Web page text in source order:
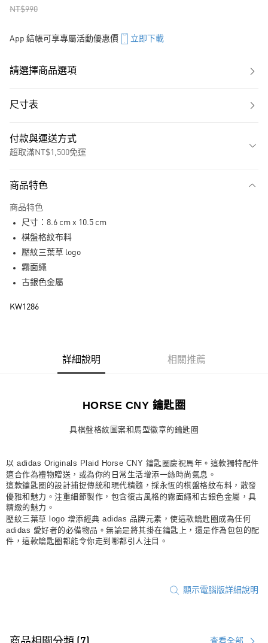
NT$990
App 結帳可享專屬活動優惠價 立即下載
請選擇商品選項
尺寸表
付款與運送方式
超取滿NT$1,500免運
LINE Pay
全家取貨付款
每筆NT$80，滿NT$1,500(含以上)免運費
每筆NT$80，滿NT$1,500(含以上)免運費
付款後萊爾富取貨
7-11取貨付款
每筆NT$80，滿NT$1,500(含以上)免運費
付款後7-11取貨
每筆NT$80，滿NT$1,500(含以上)免運費
宅配
商品特色
商品特色
尺寸：8.6 cm x 10.5 cm
棋盤格紋布料
壓紋三葉草 logo
霧面繩
古銀色金屬
KW1286
詳細說明 相關推薦
HORSE CNY 鑰匙圈
具棋盤格紋圖案和馬型徽章的鑰匙圈
以 adidas Originals Plaid Horse CNY 鑰匙圈慶祝馬年。這款獨特配件
適合作為禮物贈送，或為你的日常生活增添一絲時尚氣息。
這款鑰匙圈的設計捕捉傳統和現代精髓，採永恆的棋盤格紋布料，散發
優雅和魅力。注重細節製作，包含復古風格的霧面繩和古銀色金屬，具
精緻的魅力。
壓紋三葉草 logo 增添經典 adidas 品牌元素，使這款鑰匙圈成為任何
adidas 愛好者的必備物品。無論是將其掛在鑰匙上，還是作為包包的配
件，這款鑰匙圈都能令你走到哪都引人注目。
顯示電腦版詳細說明
查看全部